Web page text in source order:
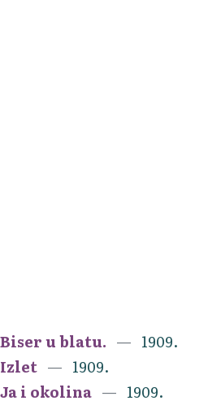
u blatu.
1909.
1909.
i okolina
1909.